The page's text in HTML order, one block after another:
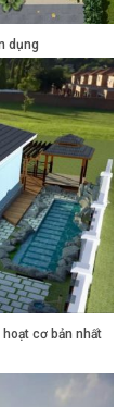
dụng
cơ bản nhất